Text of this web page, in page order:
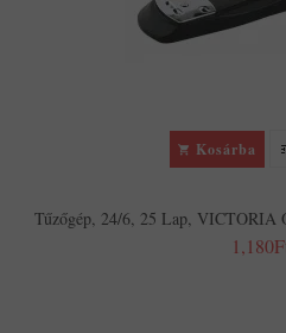
Kosárba
Tűzőgép, 24/6, 25 Lap,